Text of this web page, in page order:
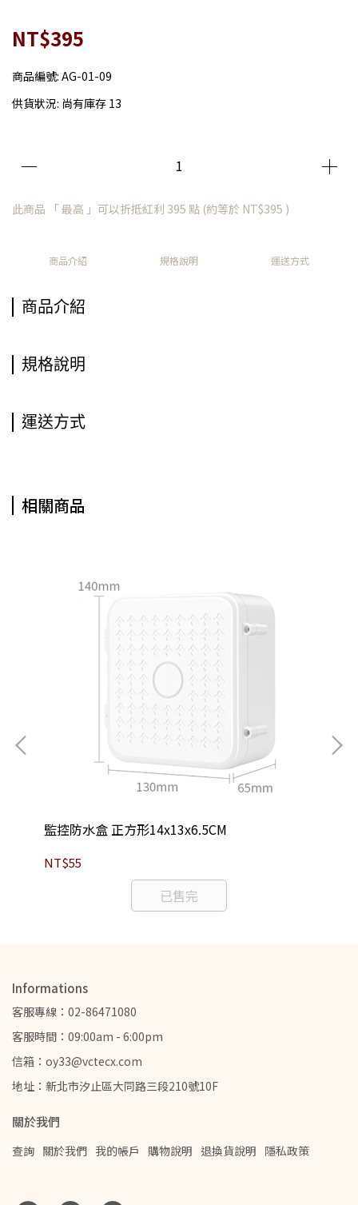
NT$395
商品編號: AG-01-09
供貨狀況: 尚有庫存 13
此商品 「 最高 」可以折抵紅利 395 點 (約等於 NT$395 )
商品介紹 規格說明 運送方式
商品介紹
規格說明
運送方式
相關商品
監控防水盒 正方形14x13x6.5CM
NT$55
已售完
Informations
客服專線：02-86471080
客服時間：09:00am - 6:00pm
信箱：oy33@vctecx.com
地址：新北市汐止區大同路三段210號10F
關於我們
查詢 關於我們 我的帳戶 購物說明 退換貨說明 隱私政策